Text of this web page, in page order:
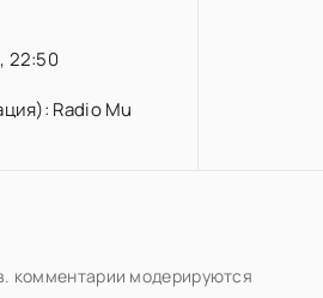
22:50
Radio Mu
комментарии модерируются